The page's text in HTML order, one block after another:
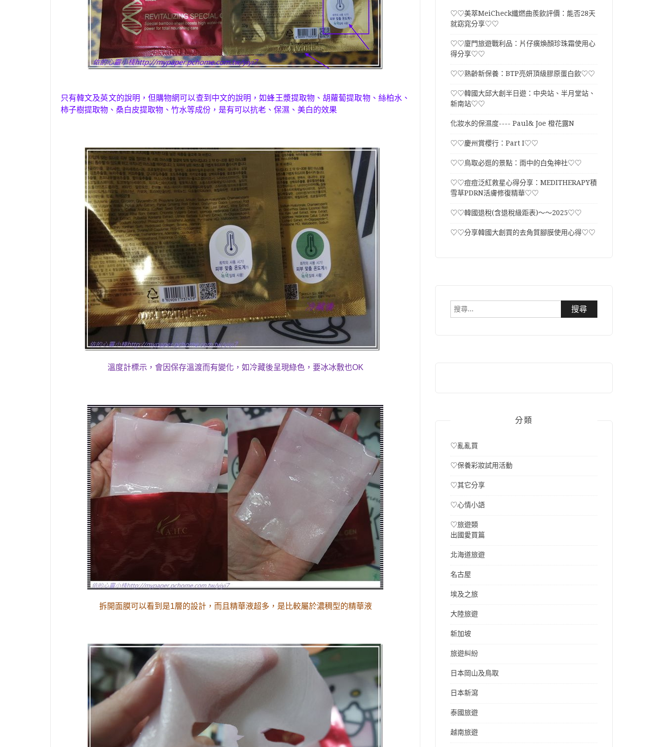
只有韓文及英文的說明，但購物網可以查到中文的說明 ，如蜂王漿提取物、胡蘿蔔提取物、絲柏水、
柿子樹提取物、桑白皮提取物、竹水等成份 ， 是有可以抗老、保濕、美白的效果
溫度計標示 ， 會因保存溫渡而有變化 ， 如冷藏後呈現綠色， 要冰冰敷也OK
拆開面膜可以看到是1層的設計，而且精華液超多，是比較屬於濃稠型的精華液
♡♡美萃MeiCheck纖燃曲羨飲評價：能否28天
就窈窕分享♡♡
♡♡廈門旅遊戰利品：片仔癀煥顏珍珠霜使用心
得分享♡♡
♡♡熟齡新保養：BTP亮妍頂級膠原蛋白飲♡♡
♡♡韓國大邱大創半日遊：中央站、半月堂站、
新南站♡♡
化妝水的保濕度---- Paul& Joe 橙花露N
♡♡慶州賞櫻行：Part I♡♡
♡♡鳥取必逛的景點：雨中的白兔神社♡♡
♡♡痘痘泛紅救星心得分享：MEDITHERAPY積
雪草PDRN活膚修復精華♡♡
♡♡韓國退稅(含退稅級距表)～～2025♡♡
♡♡分享韓國大創買的去角質腳膜使用心得♡♡
搜
分類
♡亂亂買
♡保養彩妝試用活動
♡其它分享
♡心情小語
♡旅遊類
出國愛買篇
北海道旅遊
名古屋
埃及之旅
大陸旅遊
新加坡
旅遊糾紛
日本岡山及鳥取
日本新瀉
泰國旅遊
越南旅遊